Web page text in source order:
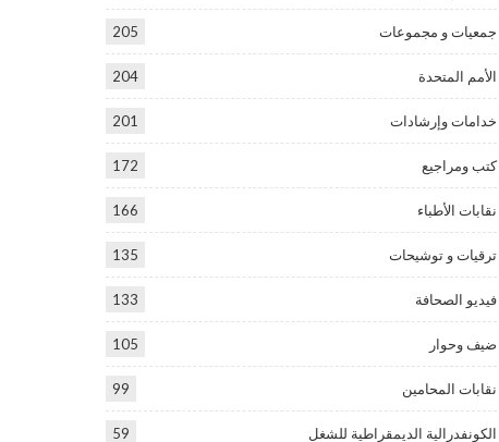
جمعيات و مجموعات 205
الأمم المتحدة 204
خدامات وإرشادات 201
كتب ومراجيع 172
نقابات الأطباء 166
ترقيات و توشيحات 135
فيديو الصحافة 133
ضيف وحوار 105
نقابات المحامين 99
الكونفدرالية الديمقراطية للشغل 59